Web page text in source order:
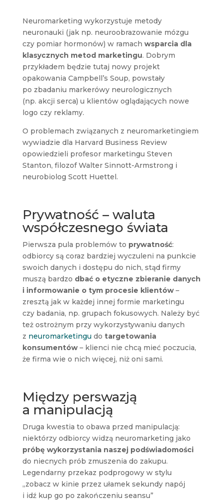
Neuromarketing wykorzystuje metody
neuronauki (jak np. neuroobrazowanie mózgu
czy pomiar hormonów) w ramach wsparcia dla
klasycznych metod marketingu. Dobrym
przykładem będzie tutaj nowy projekt
opakowania Campbell’s Soup, powstały
po zbadaniu markerówy neurologicznych
(np. akcji serca) u klientów oglądających nowe
logo czy reklamy.
O problemach związanych z neuromarketingiem
wywiadzie dla Harvard Business Review
opowiedzieli profesor marketingu Steven
Stanton, filozof Walter Sinnott-Armstrong i
neurobiolog Scott Huettel.
Prywatność – waluta
współczesnego świata
Pierwsza pula problemów to prywatność:
odbiorcy są coraz bardziej wyczuleni na punkcie
swoich danych i dostępu do nich, stąd firmy
muszą bardzo dbać o etyczne zbieranie danych
i informowanie o tym procesie klientów–
zresztą jak w każdej innej formie marketingu
czy badania, np. grupach fokusowych. Należy być
też ostrożnym przy wykorzystywaniu danych
z neuromarketingu do targetowania
konsumentów– klienci nie chcą mieć poczucia,
że firma wie o nich więcej, niż oni sami.
Między perswazją
a manipulacją
Druga kwestia to obawa przed manipulacją:
niektórzy odbiorcy widzą neuromarketing jako
próbę wykorzystania naszej podświadomości
do niecnych prób zmuszenia do zakupu.
Legendarny przekaz podprogowy w stylu
„zobacz w kinie przez ułamek sekundy napój
i idź kup go po zakończeniu seansu”